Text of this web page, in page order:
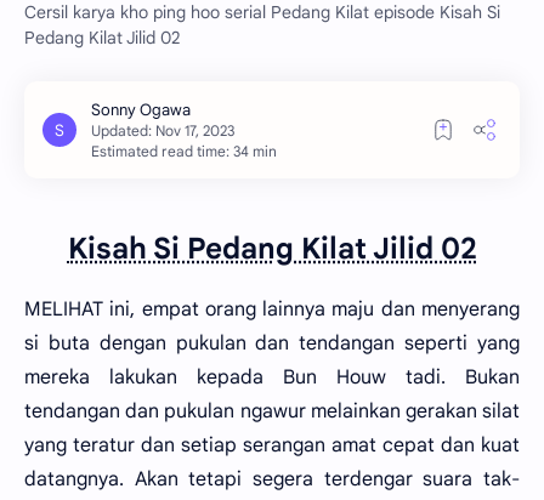
Cersil karya kho ping hoo serial Pedang Kilat episode Kisah Si
Pedang Kilat Jilid 02
Estimated read time: 34 min
Kisah Si Pedang Kilat Jilid 02
MELIHAT ini, empat orang lainnya maju dan menyerang
si buta dengan pukulan dan tendangan seperti yang
mereka lakukan kepada Bun Houw tadi. Bukan
tendangan dan pukulan ngawur melainkan gerakan silat
yang teratur dan setiap serangan amat cepat dan kuat
datangnya. Akan tetapi segera terdengar suara tak-